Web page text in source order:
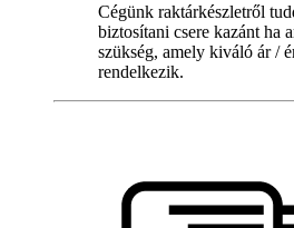
Cégünk raktárkészletről
biztosítani csere kazánt ha
szükség, amely kiváló ár /
rendelkezik.